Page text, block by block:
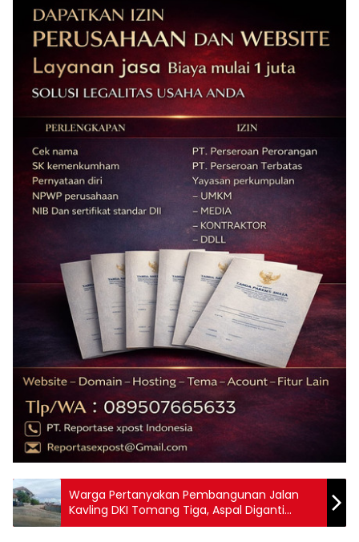
Warga Pertanyakan Pembangunan Jalan
Kavling DKI Tomang Tiga, Aspal Diganti
Conblock oleh Developer